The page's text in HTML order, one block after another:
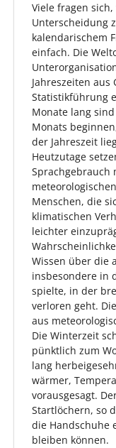
Viele fragen
Unterscheidung
kalendarischem
einfach. Die
Jahreszeiten
Statistikführung
Monate lang
Monats
der Jahreszeit
Heutzutage
Sprachgebrauch
Menschen, die
klimatischen
leichter
Wissen über die
insbesondere in
spielte, in der
verloren geht.
aus
Die Winterzeit
pünktlich zum
lang
wärmer,
vorausgesagt.
Startlöchern, so
die Handschuhe
bleiben können.